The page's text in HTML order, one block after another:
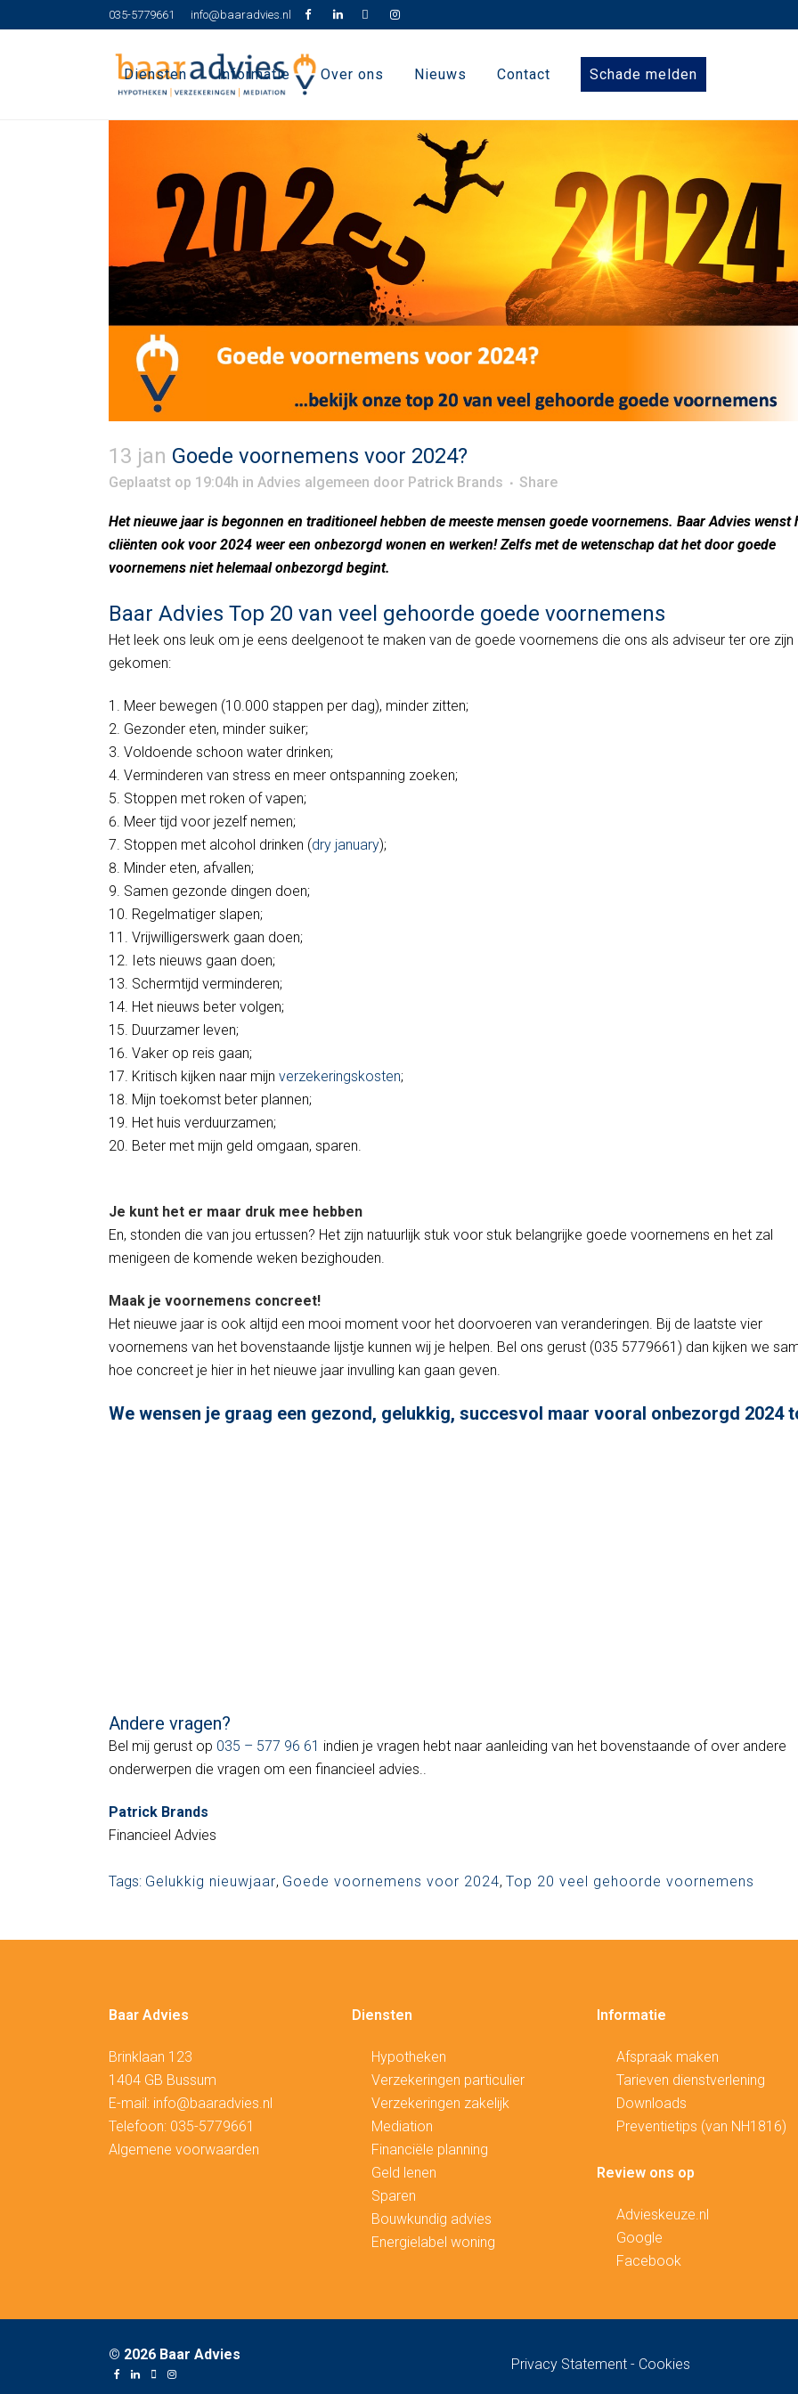
035-5779661 info@baaradvies.nl
Diensten Informatie Over ons Nieuws Contact Schade melden
13 jan Goede voornemens voor 2024?
Geplaatst op 19:04h in Advies algemeen door Patrick Brands Share
Het nieuwe jaar is begonnen en traditioneel hebben de meeste mensen goede voornemens. Baar Advies wenst
cliënten ook voor 2024 weer een onbezorgd wonen en werken! Zelfs met de wetenschap dat het door goede
voornemens niet helemaal onbezorgd begint.
Baar Advies Top 20 van veel gehoorde goede voornemens
Het leek ons leuk om je eens deelgenoot te maken van de goede voornemens die ons als adviseur ter ore zijn
gekomen:
Meer bewegen (10.000 stappen per dag), minder zitten;
Gezonder eten, minder suiker;
Voldoende schoon water drinken;
Verminderen van stress en meer ontspanning zoeken;
Stoppen met roken of vapen;
Meer tijd voor jezelf nemen;
Stoppen met alcohol drinken (dry january);
Minder eten, afvallen;
Samen gezonde dingen doen;
Regelmatiger slapen;
Vrijwilligerswerk gaan doen;
Iets nieuws gaan doen;
Schermtijd verminderen;
Het nieuws beter volgen;
Duurzamer leven;
Vaker op reis gaan;
Kritisch kijken naar mijn verzekeringskosten;
Mijn toekomst beter plannen;
Het huis verduurzamen;
Beter met mijn geld omgaan, sparen.
Je kunt het er maar druk mee hebben
En, stonden die van jou ertussen? Het zijn natuurlijk stuk voor stuk belangrijke goede voornemens en het zal
menigeen de komende weken bezighouden.
Maak je voornemens concreet!
Het nieuwe jaar is ook altijd een mooi moment voor het doorvoeren van veranderingen. Bij de laatste vier
voornemens van het bovenstaande lijstje kunnen wij je helpen. Bel ons gerust (035 5779661) dan kijken we
hoe concreet je hier in het nieuwe jaar invulling kan gaan geven.
We wensen je graag een gezond, gelukkig, succesvol maar vooral onbezorgd 2024
Andere vragen?
Bel mij gerust op 035 – 577 96 61 indien je vragen hebt naar aanleiding van het bovenstaande of over andere
onderwerpen die vragen om een financieel advies..
Patrick Brands
Financieel Advies
Tags: Gelukkig nieuwjaar, Goede voornemens voor 2024, Top 20 veel gehoorde voornemens
Baar Advies
Brinklaan 123
1404 GB Bussum
E-mail: info@baaradvies.nl
Telefoon: 035-5779661
Algemene voorwaarden
Diensten
Hypotheken
Verzekeringen particulier
Verzekeringen zakelijk
Mediation
Financiële planning
Geld lenen
Sparen
Bouwkundig advies
Energielabel woning
Informatie
Afspraak maken
Tarieven dienstverlening
Downloads
Preventietips (van NH1816)
Review ons op
Advieskeuze.nl
Google
Facebook
© 2026 Baar Advies
Privacy Statement - Cookies